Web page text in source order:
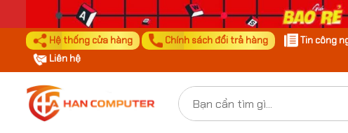
Hệ thống cửa hàng Chính sách đổi trả hàng Tin công
Liên hệ